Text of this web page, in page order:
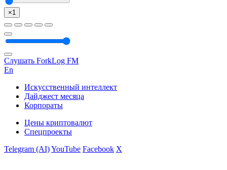
×1
Слушать ForkLog FM
En
Искусственный интеллект
Дайджест месяца
Корпораты
Цены криптовалют
Спецпроекты
Telegram (AI)YouTube Facebook X